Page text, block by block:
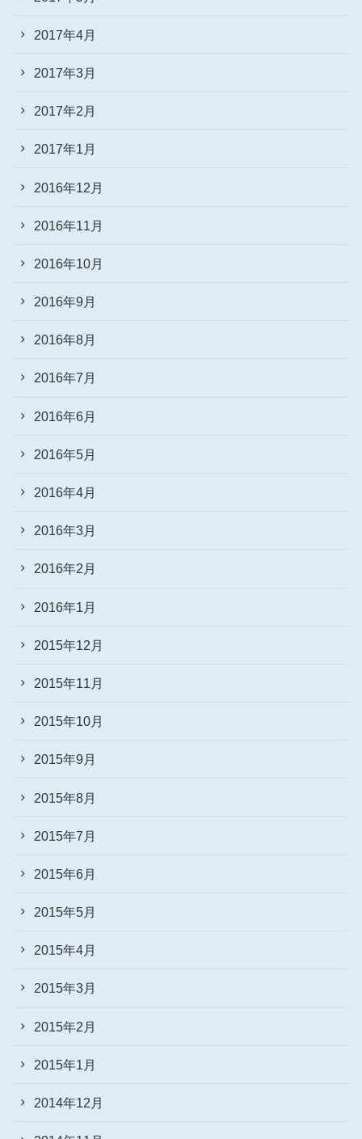
2017年4月
2017年3月
2017年2月
2017年1月
2016年12月
2016年11月
2016年10月
2016年9月
2016年8月
2016年7月
2016年6月
2016年5月
2016年4月
2016年3月
2016年2月
2016年1月
2015年12月
2015年11月
2015年10月
2015年9月
2015年8月
2015年7月
2015年6月
2015年5月
2015年4月
2015年3月
2015年2月
2015年1月
2014年12月